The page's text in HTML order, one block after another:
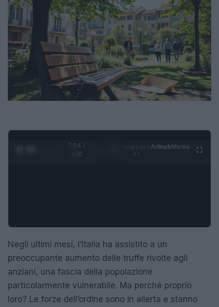
0:05 /
1:20
AdhubMedia
Negli ultimi mesi, l’Italia ha assistito a un
preoccupante aumento delle truffe rivolte agli
anziani, una fascia della popolazione
particolarmente vulnerabile. Ma perché proprio
loro? Le forze dell’ordine sono in allerta e stanno